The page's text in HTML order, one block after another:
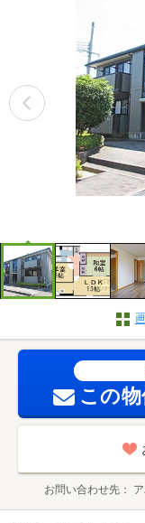
この
お問い合わせ先